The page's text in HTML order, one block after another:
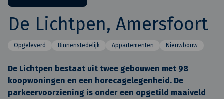
De Lichtpen, Amersfoort
Opgeleverd Binnenstedelijk Appartementen Nieuwbouw
De Lichtpen bestaat uit twee gebouwen met 98
koopwoningen en een horecagelegenheid. De
parkeervoorziening is onder een opgetild maaiveld